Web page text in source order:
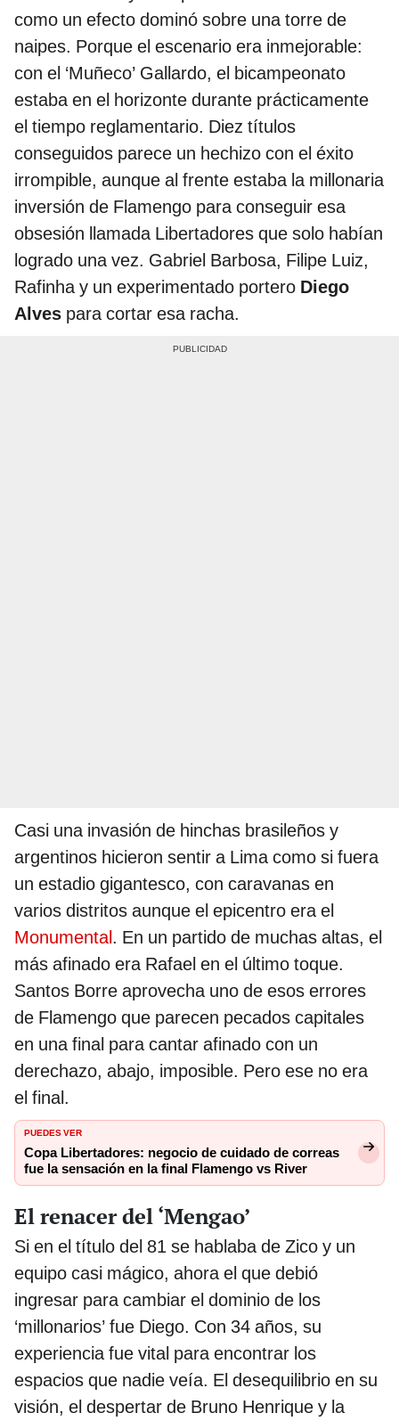
como un efecto dominó sobre una torre de
naipes. Porque el escenario era inmejorable:
con el ‘Muñeco’ Gallardo, el bicampeonato
estaba en el horizonte durante prácticamente
el tiempo reglamentario. Diez títulos
conseguidos parece un hechizo con el éxito
irrompible, aunque al frente estaba la millonaria
inversión de Flamengo para conseguir esa
obsesión llamada Libertadores que solo habían
logrado una vez. Gabriel Barbosa, Filipe Luiz,
Rafinha y un experimentado portero Diego
Alves para cortar esa racha.
Casi una invasión de hinchas brasileños y
argentinos hicieron sentir a Lima como si fuera
un estadio gigantesco, con caravanas en
varios distritos aunque el epicentro era el
Monumental. En un partido de muchas altas, el
más afinado era Rafael en el último toque.
Santos Borre aprovecha uno de esos errores
de Flamengo que parecen pecados capitales
en una final para cantar afinado con un
derechazo, abajo, imposible. Pero ese no era
el final.
PUEDES VER
Copa Libertadores: negocio de cuidado de correas
fue la sensación en la final Flamengo vs River
El renacer del ‘Mengao’
Si en el título del 81 se hablaba de Zico y un
equipo casi mágico, ahora el que debió
ingresar para cambiar el dominio de los
‘millonarios’ fue Diego. Con 34 años, su
experiencia fue vital para encontrar los
espacios que nadie veía. El desequilibrio en su
visión, el despertar de Bruno Henrique y la